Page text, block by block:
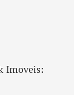
Imoveis: